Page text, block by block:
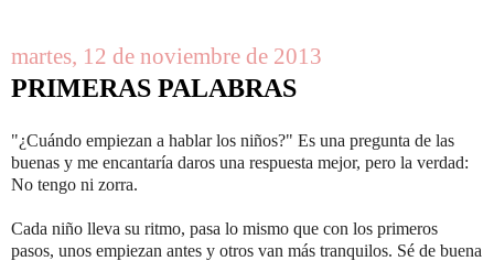
martes, 12 de noviembre de 2013
PRIMERAS PALABRAS
"¿Cuándo empiezan a hablar los niños?" Es una pregunta de las
buenas y me encantaría daros una respuesta mejor, pero la verdad:
No tengo ni zorra.
Cada niño lleva su ritmo, pasa lo mismo que con los primeros
pasos, unos empiezan antes y otros van más tranquilos. Sé de buena